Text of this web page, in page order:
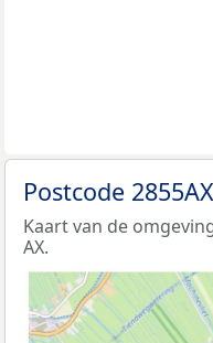
Postcode
Kaart van de
AX.